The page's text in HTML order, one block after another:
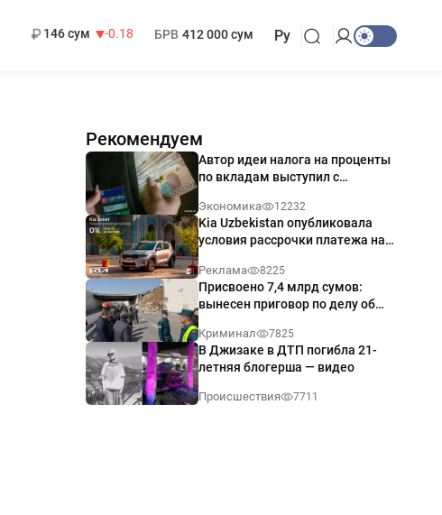
146 сум
-0.18
БРВ 412 000 сум Ру
Рекомендуем
Автор идеи налога на проценты
по вкладам выступил с
Экономика 12232
Kia Uzbekistan опубликовала
условия рассрочки платежа на
годовых
Реклама 8225
Присвоено 7,4 млрд сумов:
вынесен приговор по делу об
Ташкенте
Криминал 7825
В Джизаке в ДТП погибла 21-
летняя блогерша — видео
Происшествия 7711